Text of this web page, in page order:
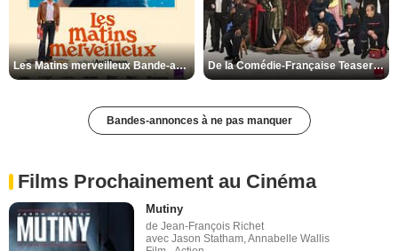
Les Matins merveilleux Bande-annonce VF De la Comédie-Française Teaser VF
Bandes-annonces à ne pas manquer
Films Prochainement au Cinéma
Mutiny
de Jean-François Richet
avec Jason Statham, Annabelle Wallis